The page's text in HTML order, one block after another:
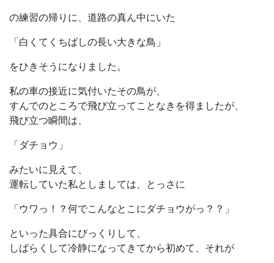
の練習の帰りに、道路の真ん中にいた
「白くてくちばしの長い大きな鳥」
をひきそうになりました。
私の車の接近に気付いたその鳥が、
すんでのところで飛び立ってことなきを得ましたが、
飛び立つ瞬間は、
「ダチョウ」
みたいに見えて、
運転していた私としましては、とっさに
「ウワっ！？何でこんなとこにダチョウがっ？？」
といった具合にびっくりして、
しばらくして冷静になってきてから初めて、それが